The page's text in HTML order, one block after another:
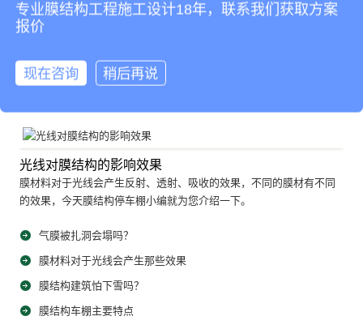
24
25 26 27 28 30 31 32 33
34
光线对膜结构的影响效果
膜材料对于光线会产生反射、透射、吸收的效果，不同的膜材有不同
的效果，今天膜结构停车棚小编就为您介绍一下。
气膜被扎洞会塌吗？
膜材料对于光线会产生那些效果
膜结构建筑怕下雪吗？
膜结构车棚主要特点
专业膜结构工程施工设计18年，联系我们获取方案
报价
现在咨询 稍后再说